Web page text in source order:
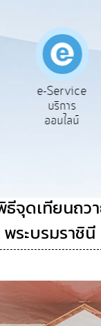
ถามตอบ
Q&A
จุดเทียนถ
ระบรมราชินี